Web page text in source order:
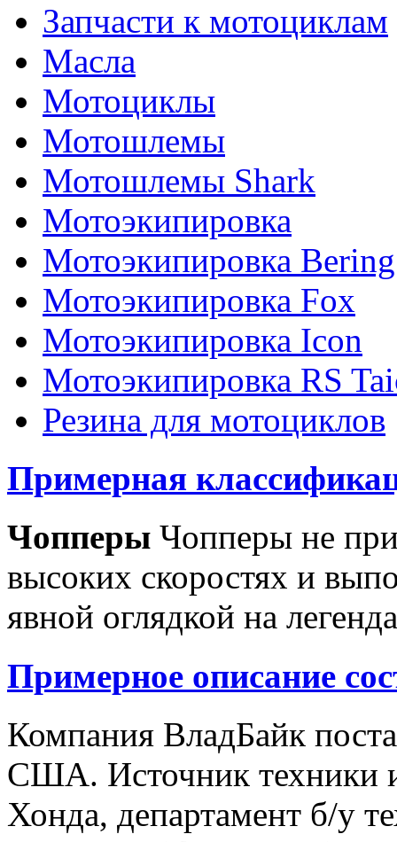
Запчасти к мотоциклам
Масла
Мотоциклы
Мотошлемы
Мотошлемы Shark
Мотоэкипировка
Мотоэкипировка Bering
Мотоэкипировка Fox
Мотоэкипировка Icon
Мотоэкипировка RS
Резина для мотоциклов
Примерная
Чопперы Чопперы не
высоких скоростях и
явной оглядкой на
Примерное описание
Компания ВладБайк
США. Источник техники
Хонда, департамент б/у